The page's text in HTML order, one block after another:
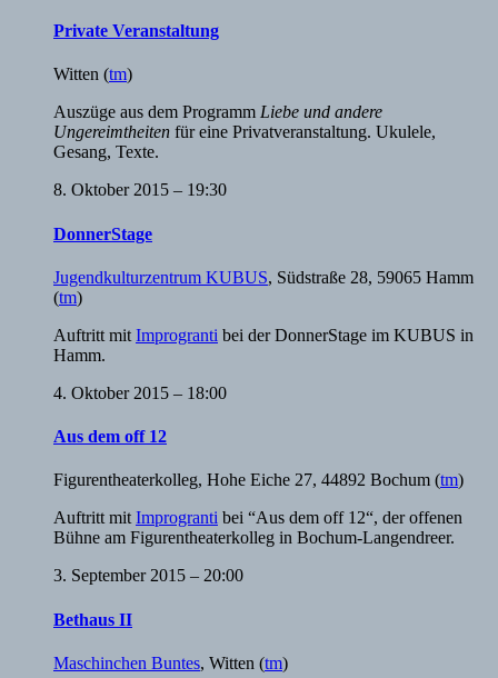
Private Veranstaltung
Witten (tm)
Auszüge aus dem Programm Liebe und andere
Ungereimtheiten für eine Privatveranstaltung. Ukulele,
Gesang, Texte.
8. Oktober 2015 – 19:30
DonnerStage
Jugendkulturzentrum KUBUS, Südstraße 28, 59065 Hamm
(tm)
Auftritt mit Improgranti bei der DonnerStage im KUBUS in
Hamm.
4. Oktober 2015 – 18:00
Aus dem off 12
Figurentheaterkolleg, Hohe Eiche 27, 44892 Bochum (tm)
Auftritt mitImprogranti bei “Aus dem off 12“, der offenen
Bühne am Figurentheaterkolleg in Bochum-Langendreer.
3. September 2015 – 20:00
Bethaus II
Maschinchen Buntes, Witten (tm)